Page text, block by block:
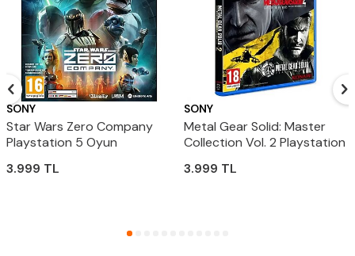
SONY
Star Wars Zero Company
Playstation 5 Oyun
3.999 TL
SONY
Metal Gear Solid: Master
Collection Vol. 2 Playstation
3.999 TL